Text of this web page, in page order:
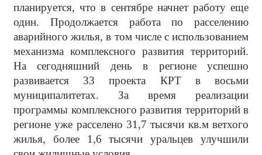
планируется, что в сентябре начнет работу еще
один. Продолжается работа по расселению
аварийного жилья, в том числе с использованием
механизма комплексного развития территорий.
На сегодняшний день в регионе успешно
развивается 33 проекта КРТ в восьми
муниципалитетах. За время реализации
программы комплексного развития территорий в
регионе уже расселено 31,7 тысячи кв.м ветхого
жилья, более 1,6 тысячи уральцев улучшили